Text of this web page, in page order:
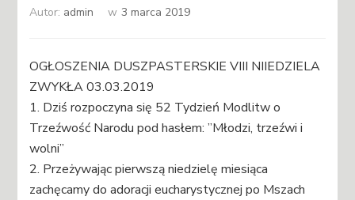
Autor: admin w 3 marca 2019
OGŁOSZENIA DUSZPASTERSKIE VIII NIIEDZIELA
ZWYKŁA 03.03.2019
1. Dziś rozpoczyna się 52 Tydzień Modlitw o
Trzeźwość Narodu pod hasłem: ”Młodzi, trzeźwi i
wolni”
2. Przeżywając pierwszą niedzielę miesiąca
zachęcamy do adoracji eucharystycznej po Mszach